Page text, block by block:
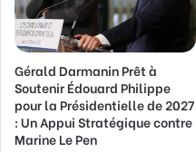
e
s
s
e
E
m
a
i
Gérald Darmanin Prêt à
Soutenir Édouard Philippe
pour la Présidentielle de 2027
: Un Appui Stratégique contre
Marine Le Pen